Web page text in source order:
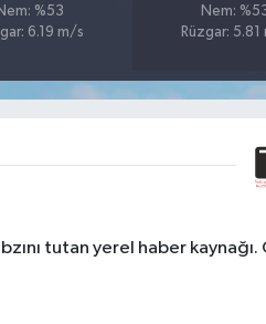
%53
6.19 m/s
Nem:
Rüzgar: 5.81
tutan yerel haber